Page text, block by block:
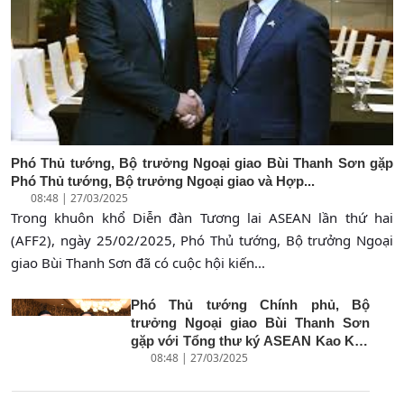
Phó Thủ tướng, Bộ trưởng Ngoại giao Bùi Thanh Sơn gặp
Phó Thủ tướng, Bộ trưởng Ngoại giao và Hợp...
08:48 | 27/03/2025
Trong khuôn khổ Diễn đàn Tương lai ASEAN lần thứ hai
(AFF2), ngày 25/02/2025, Phó Thủ tướng, Bộ trưởng Ngoại
giao Bùi Thanh Sơn đã có cuộc hội kiến...
Phó Thủ tướng Chính phủ, Bộ
trưởng Ngoại giao Bùi Thanh Sơn
gặp với Tổng thư ký ASEAN Kao Kim
Hourn
08:48 | 27/03/2025